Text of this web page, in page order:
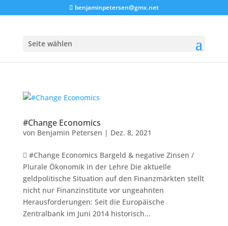
benjaminpetersen@gmx.net
Seite wählen
#Change Economics
von Benjamin Petersen | Dez. 8, 2021
 #Change Economics Bargeld & negative Zinsen /
Plurale Ökonomik in der Lehre Die aktuelle
geldpolitische Situation auf den Finanzmärkten stellt
nicht nur Finanzinstitute vor ungeahnten
Herausforderungen: Seit die Europäische
Zentralbank im Juni 2014 historisch...